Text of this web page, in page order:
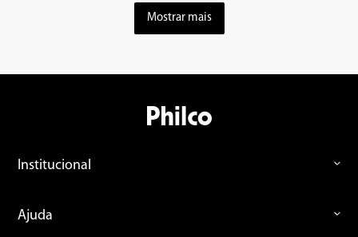
Mostrar mais
Institucional
Ajuda